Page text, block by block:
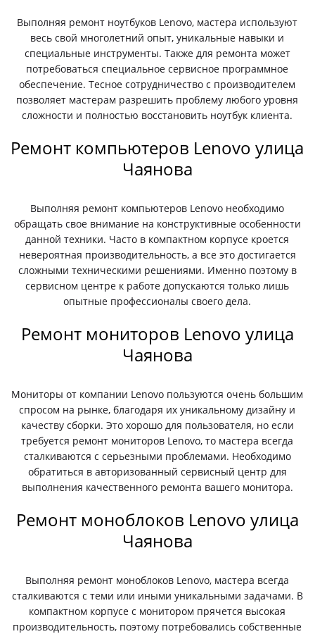
Выполняя ремонт ноутбуков Lenovo, мастера используют
весь свой многолетний опыт, уникальные навыки и
специальные инструменты. Также для ремонта может
потребоваться специальное сервисное программное
обеспечение. Тесное сотрудничество с производителем
позволяет мастерам разрешить проблему любого уровня
сложности и полностью восстановить ноутбук клиента.
Ремонт компьютеров Lenovo улица
Чаянова
Выполняя ремонт компьютеров Lenovo необходимо
обращать свое внимание на конструктивные особенности
данной техники. Часто в компактном корпусе кроется
невероятная производительность, а все это достигается
сложными техническими решениями. Именно поэтому в
сервисном центре к работе допускаются только лишь
опытные профессионалы своего дела.
Ремонт мониторов Lenovo улица
Чаянова
Мониторы от компании Lenovo пользуются очень большим
спросом на рынке, благодаря их уникальному дизайну и
качеству сборки. Это хорошо для пользователя, но если
требуется ремонт мониторов Lenovo, то мастера всегда
сталкиваются с серьезными проблемами. Необходимо
обратиться в авторизованный сервисный центр для
выполнения качественного ремонта вашего монитора.
Ремонт моноблоков Lenovo улица
Чаянова
Выполняя ремонт моноблоков Lenovo, мастера всегда
сталкиваются с теми или иными уникальными задачами. В
компактном корпусе с монитором прячется высокая
производительность, поэтому потребовались собственные